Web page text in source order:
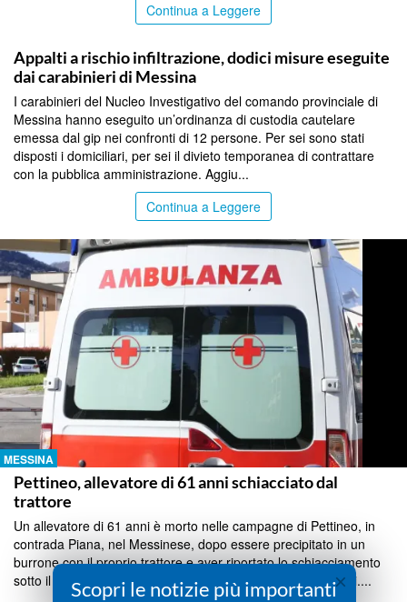
Continua a Leggere
Appalti a rischio infiltrazione, dodici misure eseguite
dai carabinieri di Messina
I carabinieri del Nucleo Investigativo del comando provinciale di
Messina hanno eseguito un’ordinanza di custodia cautelare
emessa dal gip nei confronti di 12 persone. Per sei sono stati
disposti i domiciliari, per sei il divieto temporanea di contrattare
con la pubblica amministrazione. Aggiu...
Continua a Leggere
MESSINA
Pettineo, allevatore di 61 anni schiacciato dal
trattore
Un allevatore di 61 anni è morto nelle campagne di Pettineo, in
contrada Piana, nel Messinese, dopo essere precipitato in un
burrone con il proprio trattore e aver riportato lo schiacciamento
sotto il mezzo. Il corpo è stato trovato all'alba dai carabinieri....
×
Scopri le notizie più importanti